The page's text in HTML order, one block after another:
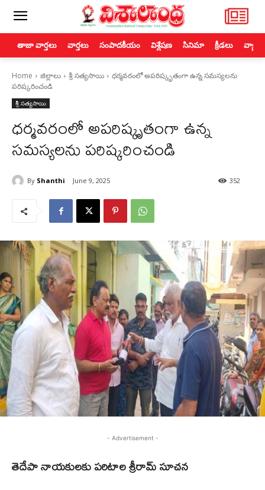
తాజా వార్తలు వార్తలు సంపాదకీయం విశ్లేషణ సినిమా క్రీడలు
Home జిల్లాలు శ్రీ సత్యసాయి
ధర్మవరంలో అపరిష్కృతంగా ఉన్న సమస్యలను
పరిష్కరించండి
శ్రీ సత్యసాయి
ధర్మవరంలో అపరిష్కృతంగా ఉన్న
సమస్యలను పరిష్కరించండి
By Shanthi June 9, 2025 352
- Advertisement -
తెదేపా నాయకులకు పరిటాల శ్రీరామ్ సూచన